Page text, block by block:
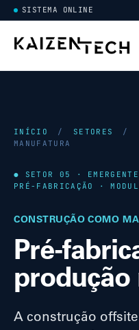
SISTEMA ONLINE
INÍCIO / SETORES /
MANUFATURA
● SETOR 05 · EMERGENTE
PRÉ-FABRICAÇÃO ·
CONSTRUÇÃO COMO
Pré-
A construção